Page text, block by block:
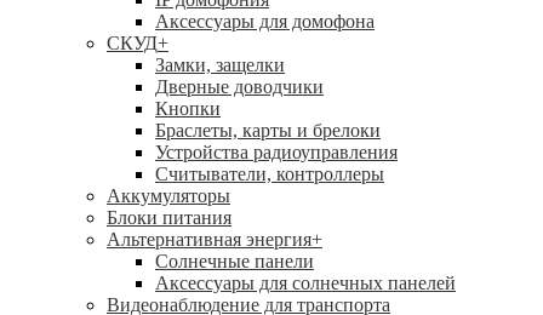
Аксессуары для домофона
СКУД+
Замки, защелки
Дверные доводчики
Кнопки
Браслеты, карты и брелоки
Устройства радиоуправления
Считыватели, контроллеры
Аккумуляторы
Блоки питания
Альтернативная энергия+
Солнечные панели
Аксессуары для солнечных панелей
Видеонаблюдение для транспорта